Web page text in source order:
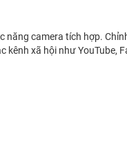
camera tích hợp.
kênh xã hội như YouTube,